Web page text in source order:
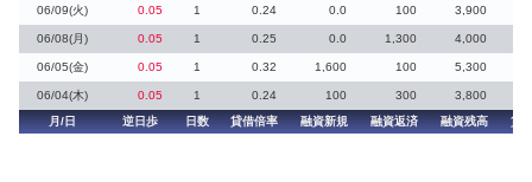
06/09(火) 0.05 1 0.24 0.0 100 3,900
06/08(月) 0.05 1 0.25 0.0 1,300 4,000
06/05(金) 0.05 1 0.32 1,600 100 5,300
06/04(木) 0.05 1 0.24 100 300
3,800
月/日
逆日歩 日数 貸借倍率 融資新規 融資返済 融資残高 貸